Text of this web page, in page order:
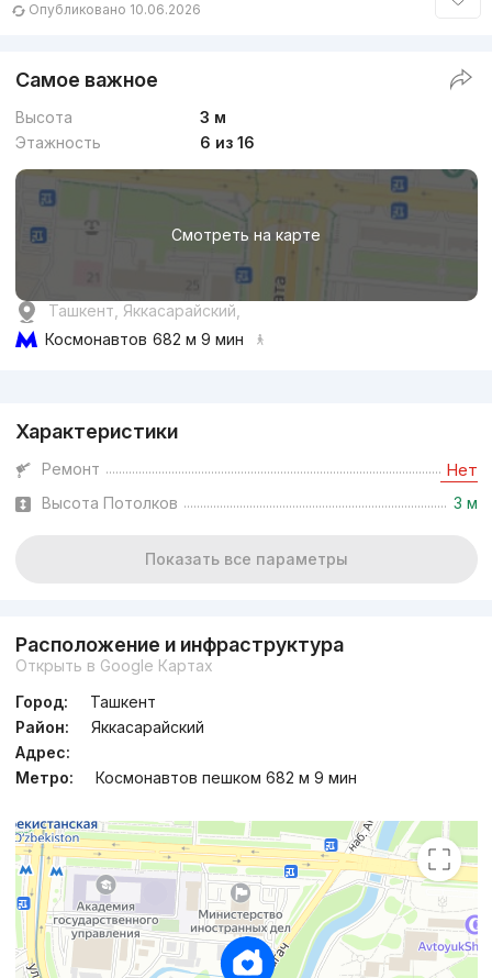
Опубликовано 10.06.2026
Самое важное
Высота
3 м
Этажность
6 из 16
Смотреть на карте
Ташкент, Яккасарайский,
Космонавтов 682 м 9 мин
Характеристики
Ремонт Нет
Высота Потолков 3 м
Показать все параметры
Расположение и инфраструктура
Открыть в Google Картах
Город:
Ташкент
Район:
Яккасарайский
Адрес:
Метро:
Космонавтов пешком 682 м 9 мин